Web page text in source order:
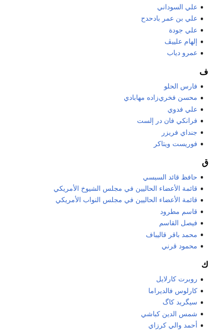
علي السوداني
علي بن عمر بادحدح
علي جودة
إلهام علييڤ
عمرو دياب
ف
فارس الحلو
محسن فخري‌زاده مهابادي
علي فدوي
فرانكي فان در إلست
جنداي فريزر
فوريست ويتاكر
ق
حافظ قائد السبسي
قائمة الأعضاء الحاليين في مجلس الشيوخ الأمريكي
قائمة الأعضاء الحاليين في مجلس النواب الأمريكي
قاسم مطرود
فيصل القاسم
محمد باقر قاليباف
محمود قرني
ك
روبرت كارلايل
كارلوس فالديراما
سيگريد كاگ
شمس الدين كباشي
أحمد والي كرزاي